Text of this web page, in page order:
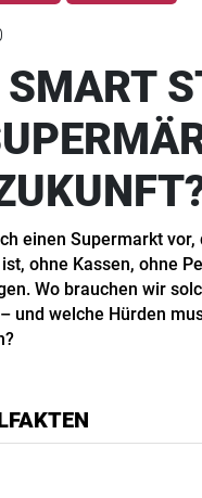
einen Supermarkt vor,
ohne Kassen, ohne
Wo brauchen wir
und welche Hürden